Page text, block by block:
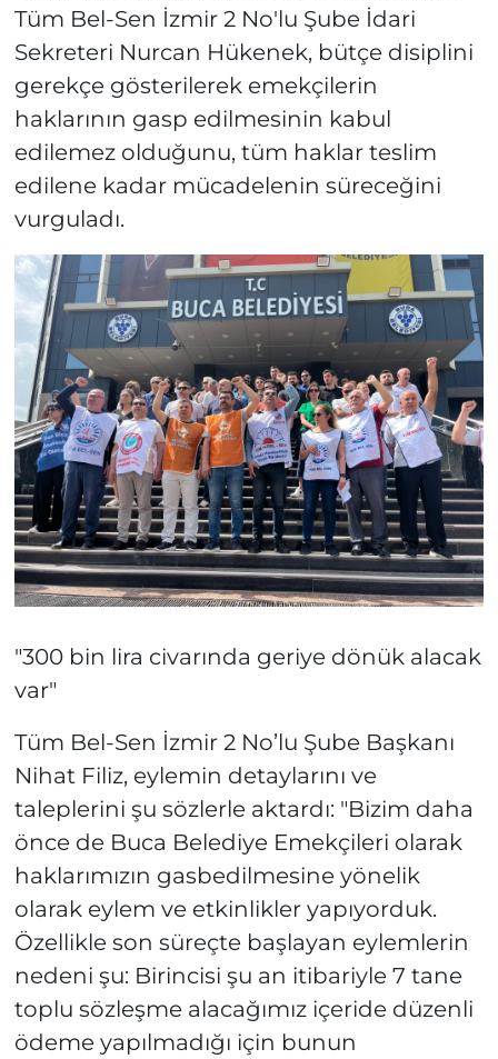
Tüm Bel-Sen İzmir 2 No'lu Şube İdari
Sekreteri Nurcan Hükenek, bütçe disiplini
gerekçe gösterilerek emekçilerin
haklarının gasp edilmesinin kabul
edilemez olduğunu, tüm haklar teslim
edilene kadar mücadelenin süreceğini
vurguladı.
"300 bin lira civarında geriye dönük alacak
var"
Tüm Bel-Sen İzmir 2 No’lu Şube Başkanı
Nihat Filiz, eylemin detaylarını ve
taleplerini şu sözlerle aktardı: "Bizim daha
önce de Buca Belediye Emekçileri olarak
haklarımızın gasbedilmesine yönelik
olarak eylem ve etkinlikler yapıyorduk.
Özellikle son süreçte başlayan eylemlerin
nedeni şu: Birincisi şu an itibariyle 7 tane
toplu sözleşme alacağımız içeride düzenli
ödeme yapılmadığı için bunun